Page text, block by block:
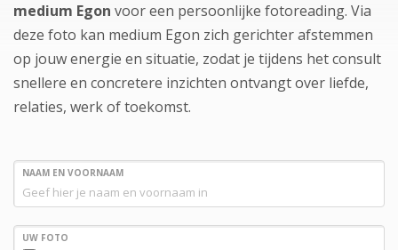
medium Egon voor een persoonlijke fotoreading. Via
deze foto kan medium Egon zich gerichter afstemmen
op jouw energie en situatie, zodat je tijdens het consult
snellere en concretere inzichten ontvangt over liefde,
relaties, werk of toekomst.
NAAM EN VOORNAAM
UW FOTO